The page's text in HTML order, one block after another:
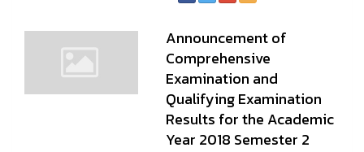
Announcement of
Comprehensive
Examination and
Qualifying Examination
Results for the Academic
Year 2018 Semester 2